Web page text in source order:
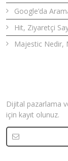
Google’da
Hit, Ziyaretçi
Majestic Nedir,
Dijital pazarlama
için kayıt olunuz.